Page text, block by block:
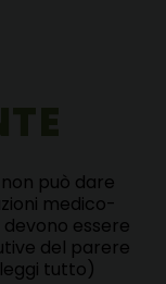
può dare
medico-
essere
del parere
tutto)